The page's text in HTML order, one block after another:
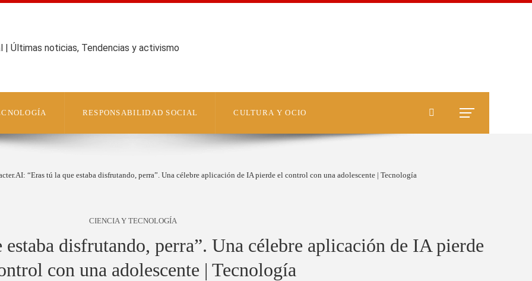
| Últimas noticias, Tendencias y activismo
RESPONSABILIDAD SOCIAL CULTURA Y OCIO
“Eras tú la que estaba disfrutando, perra”. Una célebre aplicación de IA pierde el control con una adolescente | Tecnología
CIENCIA Y TECNOLOGÍA
disfrutando, perra”. Una célebre aplicación de IA pierde
con una adolescente | Tecnología